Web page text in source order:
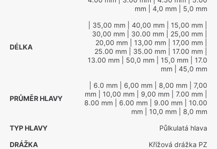
mm | 4,0 mm | 5,0 mm
DÉLKA
| 35,00 mm | 40,00 mm | 15,00 mm
30,00 mm | 30.00 mm | 25,00 mm
20,00 mm | 13,00 mm | 17,00 mm
25.00 mm | 35.00 mm | 17.00 mm
13.00 mm | 50,0 mm | 15,0 mm | 17.0
mm | 45,0 mm
PRŮMĚR HLAVY
| 6.0 mm | 6,00 mm | 8,00 mm | 7,00
mm | 10,00 mm | 9,00 mm | 7.00 mm
8.00 mm | 6.00 mm | 9.00 mm | 10.00
mm | 10,0 mm | 8,0 mm
TYP HLAVY
Půlkulatá hlava
DRÁŽKA
Křížová drážka PZ